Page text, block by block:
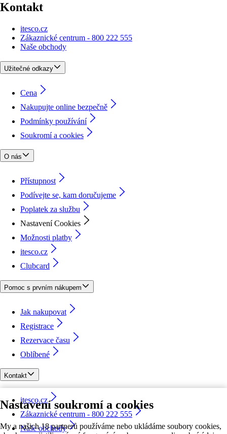
Nastavení soukromí a cookies
My a našich 18 partnerů používáme nebo ukládáme soubory cookies,
Kontakt
itesco.cz
Zákaznické centrum - 800 222 555
Naše obchody
Užitečné odkazy
Cena
Nakupujte online bezpečně
Podmínky používání
Soukromí a cookies
O nás
Přístupnost
Podívejte se, kam doručujeme
Poplatek za službu
Nastavení Cookies
Možnosti platby
itesco.cz
Clubcard
Pomoc s prvním nákupem
Jak nakupovat
Registrace
Rezervace času
Oblíbené
Kontakt
itesco.cz
Zákaznické centrum - 800 222 555
Naše obchody